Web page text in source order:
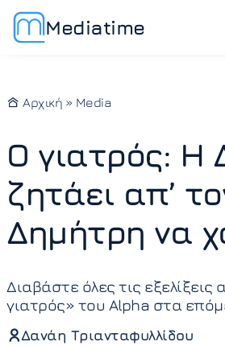
Mediatime
Αρχική » Media
Ο γιατρός: Η
ζητάει απ’
Δημήτρη να
Διαβάστε όλες τις
γιατρός» του Alpha στα
Δανάη Τριανταφυλλίδου